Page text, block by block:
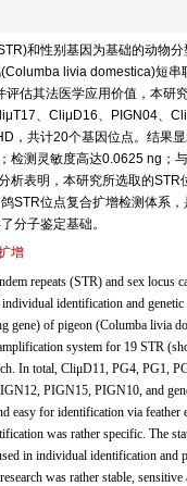
和性别基因为基础的动物
livia domestica)短
估其法医学应用价值，本研
、CliμD16、PIGN04、
，共计20个基因位点。结果
检测灵敏度高达0.0625 ng；
析表明，本研究所选取的
STR位点复合扩增检测体系
分子鉴定基础。
增
repeats (STR) and sex locus
identification and
of pigeon (Columba livia
system for 19 STR
In total, CliμD11, PG4,
PIGN15, PIGN10, and
easy for identification via
was rather specific. The
in individual identification
was rather stable,